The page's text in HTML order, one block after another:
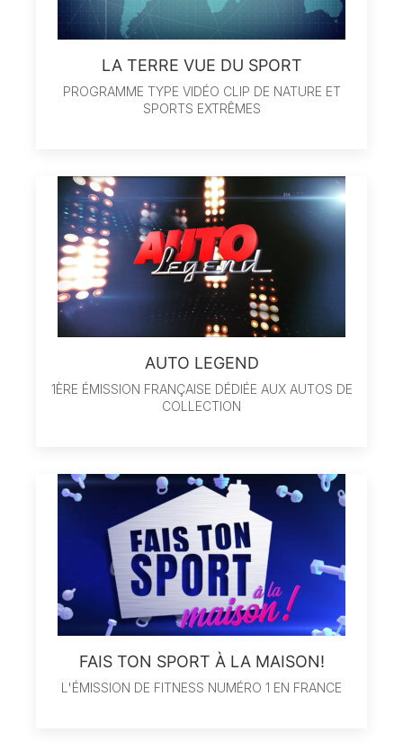
LA TERRE VUE DU SPORT
PROGRAMME TYPE VIDÉO CLIP DE NATURE ET
SPORTS EXTRÊMES
AUTO LEGEND
1ÈRE ÉMISSION FRANÇAISE DÉDIÉE AUX AUTOS DE
COLLECTION
FAIS TON SPORT À LA MAISON!
L'ÉMISSION DE FITNESS NUMÉRO 1 EN FRANCE